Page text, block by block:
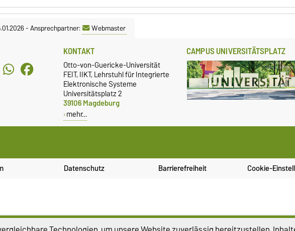
-Ansprechpartner: Webmaster
KONTAKT
Otto-von-Guericke-Universität
FEIT, IIKT, Lehrstuhl für Integrierte
Elektronische Systeme
Universitätsplatz 2
39106 Magdeburg
mehr…
CAMPUS UNIVERSITÄTSPLATZ
Datenschutz Barrierefreiheit Cookie-